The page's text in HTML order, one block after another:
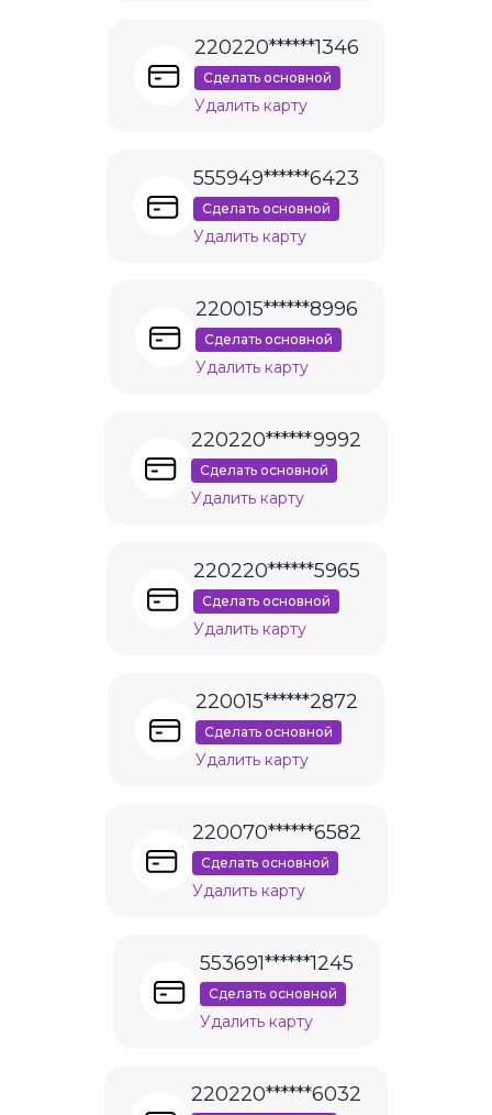
220220******1346
Сделать основной
Удалить карту
555949******6423
Сделать основной
Удалить карту
220015******8996
Сделать основной
Удалить карту
220220******9992
Сделать основной
Удалить карту
220220******5965
Сделать основной
Удалить карту
220015******2872
Сделать основной
Удалить карту
220070******6582
Сделать основной
Удалить карту
553691******1245
Сделать основной
Удалить карту
220220******6032